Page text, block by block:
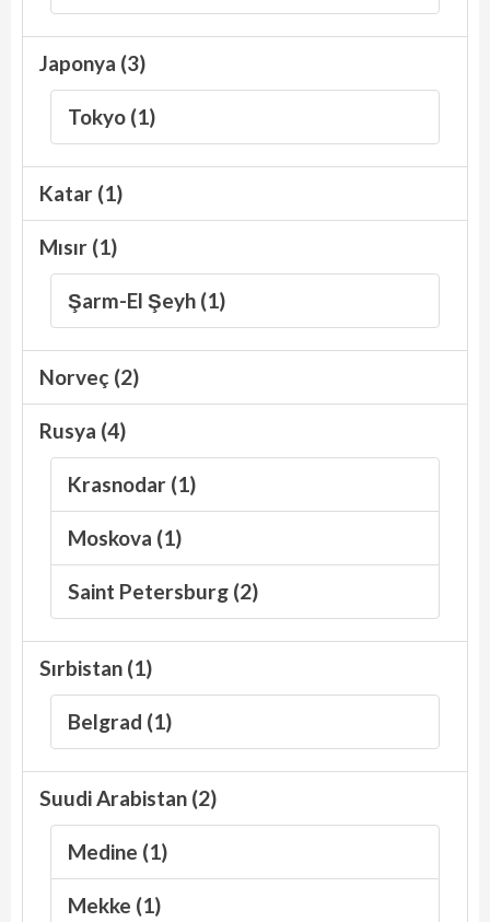
Japonya (3)
Tokyo (1)
Katar (1)
Mısır (1)
Şarm-El Şeyh (1)
Norveç (2)
Rusya (4)
Krasnodar (1)
Moskova (1)
Saint Petersburg (2)
Sırbistan (1)
Belgrad (1)
Suudi Arabistan (2)
Medine (1)
Mekke (1)